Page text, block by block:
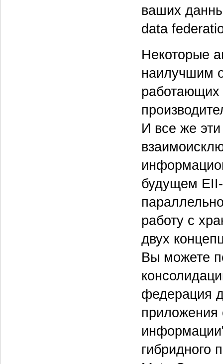
ваших
data
Некоторые
наилучшим
работающих
И все же
будущем EII-
работу c
двух
Вы можете
федерация
приложения
гибридного